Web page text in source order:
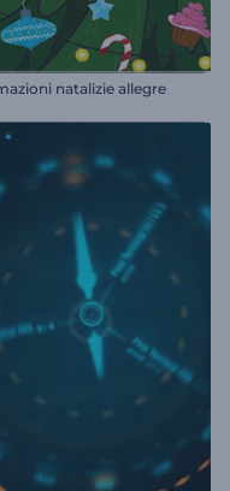
natalizie allegre